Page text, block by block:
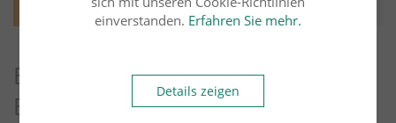
Entdecken Sie weitere Blog-
Beiträge
einverstanden. Erfahren Sie mehr.
Details zeigen